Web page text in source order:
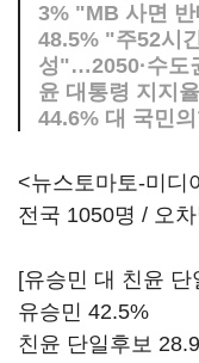
3% "MB 사면
48.5% "주52시
성"…2050·수도
윤 대통령 지지
44.6% 대 국민
<뉴스토마토-미디
전국 1050명 / 오
[유승민 대 친윤 단
유승민 42.5%
친윤 단일후보